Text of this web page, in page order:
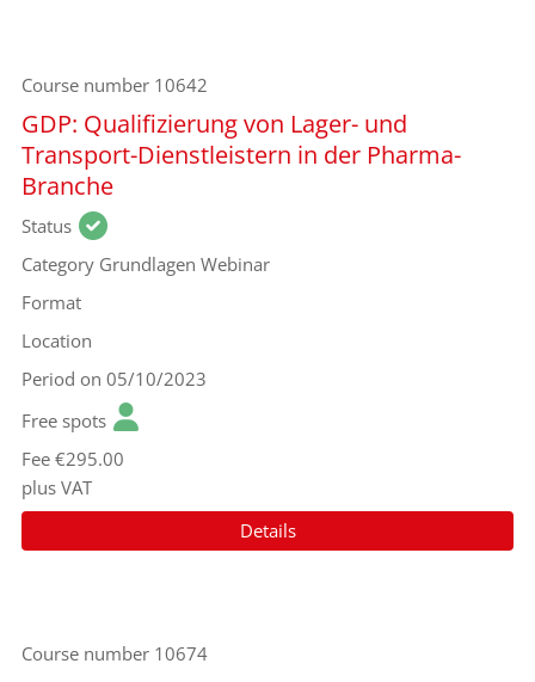
Course number 10642
GDP: Qualifizierung von Lager- und
Transport-Dienstleistern in der Pharma-
Branche
Status
Category Grundlagen Webinar
Format
Location
Period on 05/10/2023
Free spots
Fee €295.00
plus VAT
Details
Course number 10674